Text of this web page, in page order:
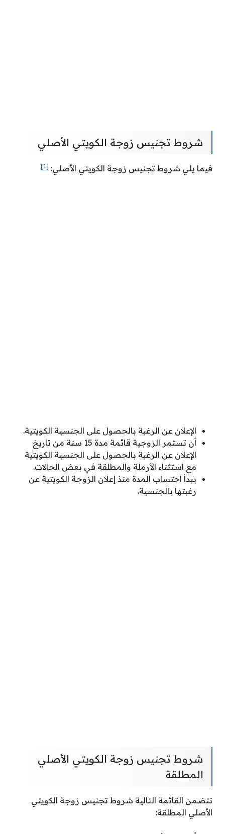
شروط تجنيس زوجة الكويتي الأصلي
فيما يلي شروط تجنيس زوجة الكويتي الأصلي: [1]
الإعلان عن الرغبة بالحصول على الجنسية الكويتية.
أن تستمر الزوجية قائمة مدة 15 سنة من تاريخ
الإعلان عن الرغبة بالحصول على الجنسية الكويتية
مع استثناء الأرملة والمطلقة في بعض الحالات.
يبدأ احتساب المدة منذ إعلان الزوجة الكويتية عن
رغبتها بالجنسية.
شروط تجنيس زوجة الكويتي الأصلي
المطلقة
تتضمن القائمة التالية شروط تجنيس زوجة الكويتي
الأصلي المطلقة: